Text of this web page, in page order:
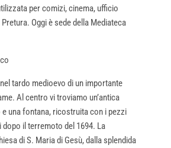
per comizi, cinema, ufficio
Oggi è sede della Mediateca
tardo medioevo di un importante
Al centro vi troviamo un’antica
una fontana, ricostruita con i pezzi
il terremoto del 1694. La
di S. Maria di Gesù, dalla splendida